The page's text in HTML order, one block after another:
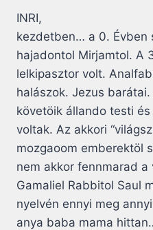
INRI,
kezdetben… a 0. Évben
hajadontol Mirjamtol. A
lelkipasztor volt.
halászok. Jezus
követöik állando testi
voltak. Az akkori
mozgaoom emberektöl
nem akkor fennmarad
Gamaliel Rabbitol Saul
nyelvén ennyi meg
anya baba mama